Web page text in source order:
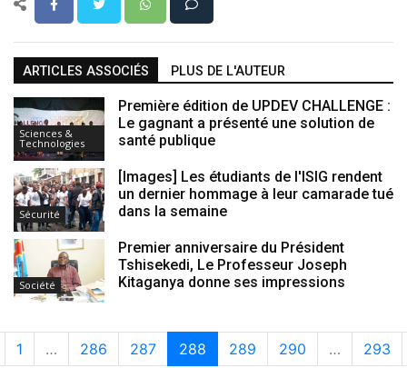
ARTICLES ASSOCIÉS PLUS DE L'AUTEUR
Sciences &
Technologies
Première édition de UPDEV CHALLENGE :
Le gagnant a présenté une solution de
santé publique
Sécurité
[Images] Les étudiants de l'ISIG rendent
un dernier hommage à leur camarade tué
dans la semaine
Société
Premier anniversaire du Président
Tshisekedi, Le Professeur Joseph
Kitaganya donne ses impressions
1 … 286 287 288 289 290 … 293